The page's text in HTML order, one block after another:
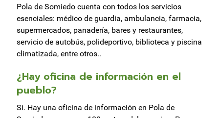
Pola de Somiedo cuenta con todos los servicios
esenciales: médico de guardia, ambulancia, farmacia,
supermercados, panadería, bares y restaurantes,
servicio de autobús, polideportivo, biblioteca y piscina
climatizada, entre otros..
¿Hay oficina de información en el
pueblo?
Sí. Hay una oficina de información en Pola de